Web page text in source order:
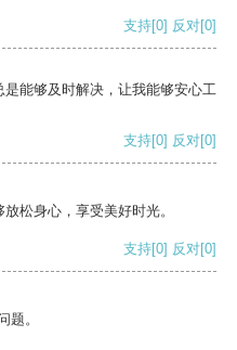
支持[0] 反对[0]
能够及时解决，让我能够安心工
支持[0] 反对[0]
松身心，享受美好时光。
支持[0] 反对[0]
题。